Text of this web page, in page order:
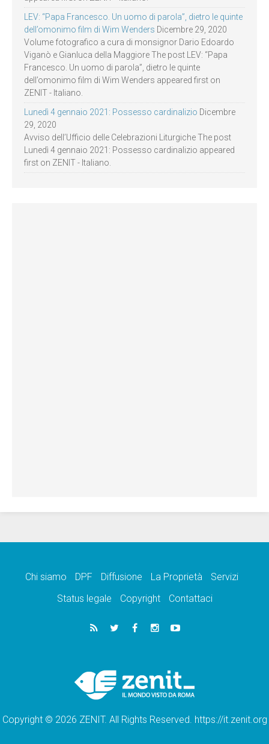
LEV: “Papa Francesco. Un uomo di parola”, dietro le quinte
dell’omonimo film di Wim Wenders Dicembre 29, 2020
Volume fotografico a cura di monsignor Dario Edoardo
Viganò e Gianluca della Maggiore The post LEV: “Papa
Francesco. Un uomo di parola”, dietro le quinte
dell’omonimo film di Wim Wenders appeared first on
ZENIT - Italiano.
Lunedì 4 gennaio 2021: Possesso cardinalizio Dicembre
29, 2020
Avviso dell’Ufficio delle Celebrazioni Liturgiche The post
Lunedì 4 gennaio 2021: Possesso cardinalizio appeared
first on ZENIT - Italiano.
Chi siamo DPF Diffusione La Proprietà
Servizi
Status legale
Copyright Contattaci
Copyright © 2026 ZENIT. All Rights Reserved. https://it.zenit.org